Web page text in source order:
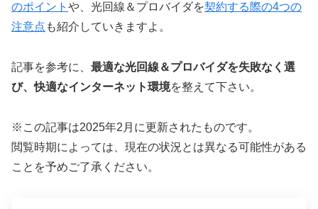
のポイント や、光回線＆プロバイダを契約する際の4つの
注意点 も紹介していきますよ。
記事を参考に、 最適な光回線＆プロバイダを失敗なく選
び、快適なインターネット環境を整えて下さい。
※この記事は2025年2月に更新されたものです。
閲覧時期によっては、現在の状況とは異なる可能性がある
ことを予めご了承ください。